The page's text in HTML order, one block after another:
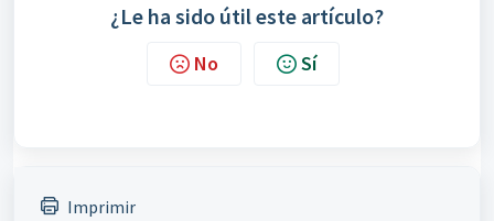
¿Le ha sido útil este artículo?
No Sí
Imprimir